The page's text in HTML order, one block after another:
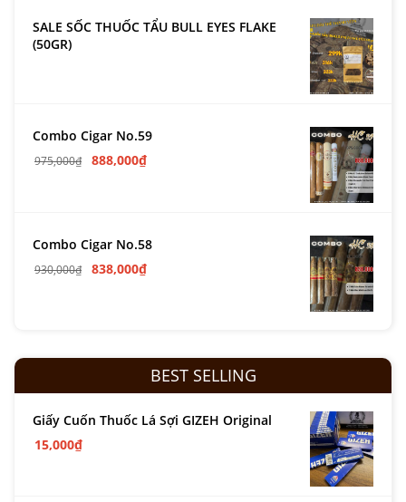
SALE SỐC THUỐC TẨU BULL EYES FLAKE
(50GR)
Combo Cigar No.59
975,000₫ 888,000₫
Combo Cigar No.58
930,000₫ 838,000₫
BEST SELLING
Giấy Cuốn Thuốc Lá Sợi GIZEH Original
15,000₫